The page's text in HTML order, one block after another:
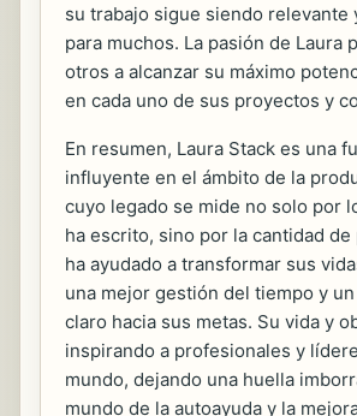
su trabajo sigue siendo relevante
para muchos. La pasión de Laura
otros a alcanzar su máximo
en cada uno de sus proyectos y
En resumen, Laura Stack es una
influyente en el ámbito de la
cuyo legado se mide no solo por
ha escrito, sino por la cantidad de
ha ayudado a transformar sus
una mejor gestión del tiempo y
claro hacia sus metas. Su vida y
inspirando a profesionales y
mundo, dejando una huella
mundo de la autoayuda y la